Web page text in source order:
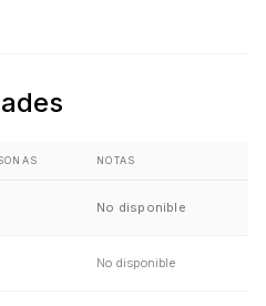
NOTAS
No disponible
No disponible